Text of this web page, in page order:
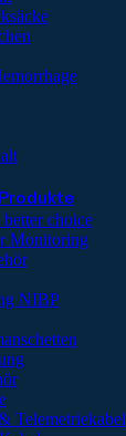
choice
Monitoring
NIBP
Telemetriekabel